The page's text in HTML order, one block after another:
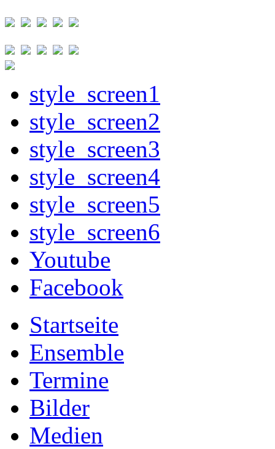
style_screen1
style_screen2
style_screen3
style_screen4
style_screen5
style_screen6
Youtube
Facebook
Startseite
Ensemble
Termine
Bilder
Medien